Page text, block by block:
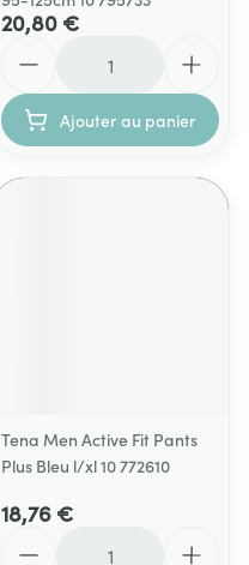
20,80 €
Ajouter au panier
Tena Men Active Fit Pants
Plus Bleu l/xl 10 772610
18,76 €